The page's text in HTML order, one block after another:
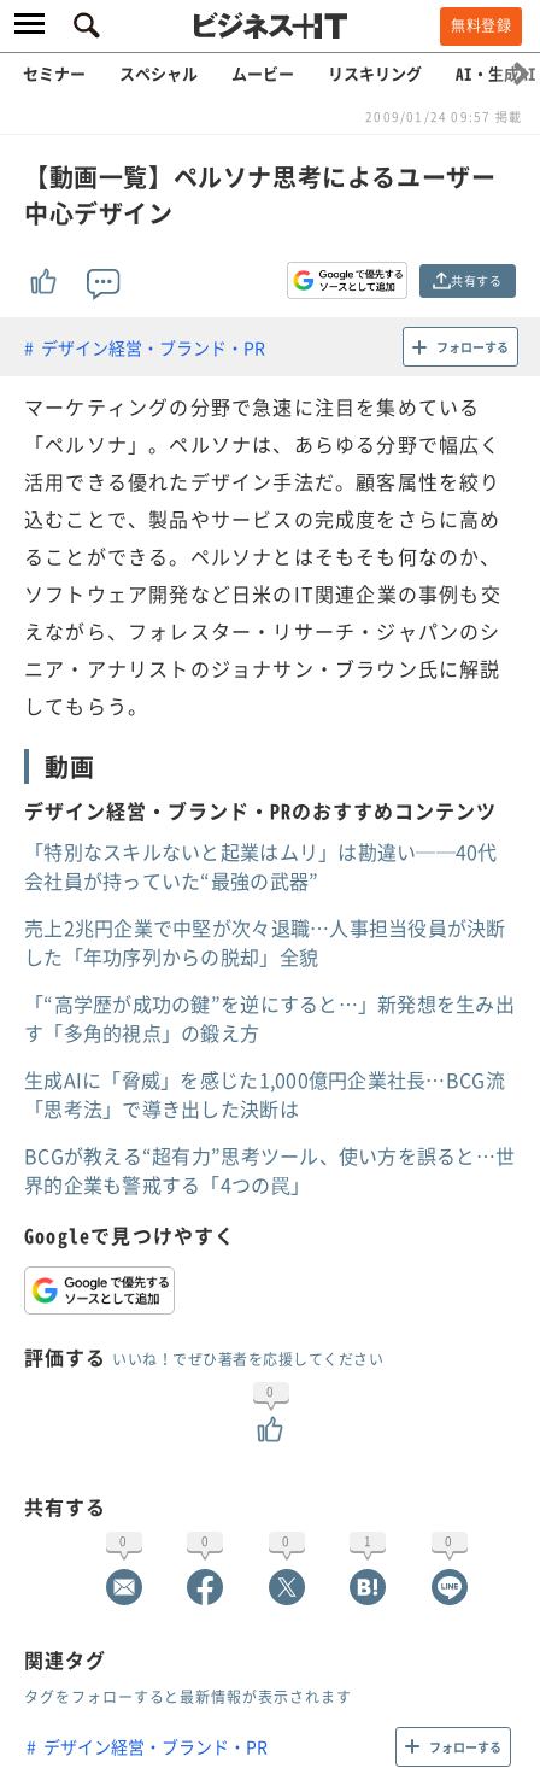
無料登録
セミナー スペシャル ムービー リスキリング AI・生成AI
2009/01/24 09:57 掲載
【動画一覧】ペルソナ思考によるユーザー
中心デザイン
共有する
デザイン経営・ブランド・PR フォローする
マーケティングの分野で急速に注目を集めている
「ペルソナ」。ペルソナは、あらゆる分野で幅広く
活用できる優れたデザイン手法だ。顧客属性を絞り
込むことで、製品やサービスの完成度をさらに高め
ることができる。ペルソナとはそもそも何なのか、
ソフトウェア開発など日米のIT関連企業の事例も交
えながら、フォレスター・リサーチ・ジャパンのシ
ニア・アナリストのジョナサン・ブラウン氏に解説
してもらう。
動画
デザイン経営・ブランド・PRのおすすめコンテンツ
「特別なスキルないと起業はムリ」は勘違い──40代
会社員が持っていた“最強の武器”
売上2兆円企業で中堅が次々退職…人事担当役員が決断
した「年功序列からの脱却」全貌
「“高学歴が成功の鍵”を逆にすると…」新発想を生み出
す「多角的視点」の鍛え方
生成AIに「脅威」を感じた1,000億円企業社長…BCG流
「思考法」で導き出した決断は
BCGが教える“超有力”思考ツール、使い方を誤ると…世
界的企業も警戒する「4つの罠」
Googleで見つけやすく
評価する いいね！でぜひ著者を応援してください
0
共有する
0 0 0 1 0
関連タグ
タグをフォローすると最新情報が表示されます
デザイン経営・ブランド・PR フォローする